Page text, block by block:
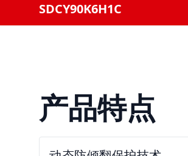
SDCY90K6H1C
产品特点